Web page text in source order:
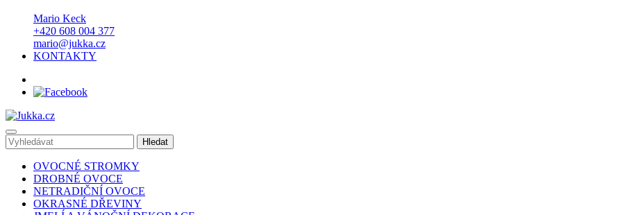
Mario Keck
+420 608 004 377
mario@jukka.cz
KONTAKTY
OVOCNÉ STROMKY
DROBNÉ OVOCE
NETRADIČNÍ OVOCE
OKRASNÉ DŘEVINY